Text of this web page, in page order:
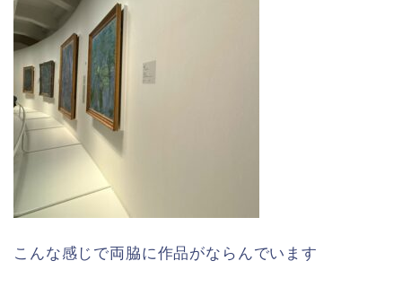
こんな感じで両脇に作品がならんでいます